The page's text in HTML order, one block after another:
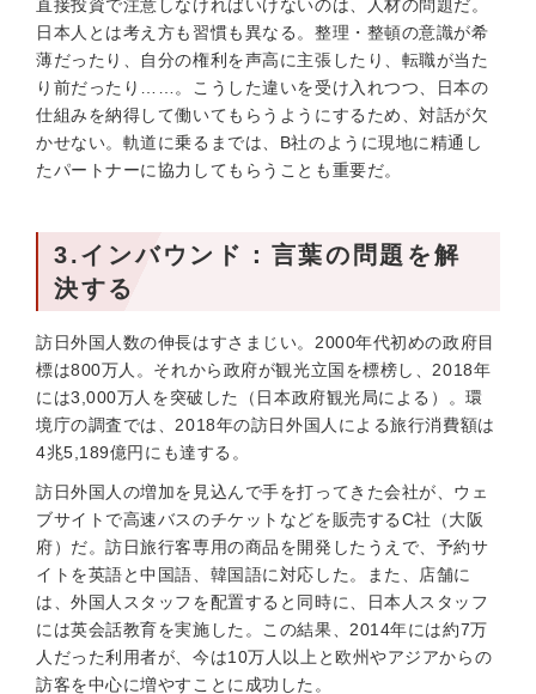
直接投資で注意しなければいけないのは、人材の問題だ。
日本人とは考え方も習慣も異なる。整理・整頓の意識が希
薄だったり、自分の権利を声高に主張したり、転職が当た
り前だったり……。こうした違いを受け入れつつ、日本の
仕組みを納得して働いてもらうようにするため、対話が欠
かせない。軌道に乗るまでは、B社のように現地に精通し
たパートナーに協力してもらうことも重要だ。
3.インバウンド：言葉の問題を解
決する
訪日外国人数の伸長はすさまじい。2000年代初めの政府目
標は800万人。それから政府が観光立国を標榜し、2018年
には3,000万人を突破した（日本政府観光局による）。環
境庁の調査では、2018年の訪日外国人による旅行消費額は
4兆5,189億円にも達する。
訪日外国人の増加を見込んで手を打ってきた会社が、ウェ
ブサイトで高速バスのチケットなどを販売するC社（大阪
府）だ。訪日旅行客専用の商品を開発したうえで、予約サ
イトを英語と中国語、韓国語に対応した。また、店舗に
は、外国人スタッフを配置すると同時に、日本人スタッフ
には英会話教育を実施した。この結果、2014年には約7万
人だった利用者が、今は10万人以上と欧州やアジアからの
訪客を中心に増やすことに成功した。